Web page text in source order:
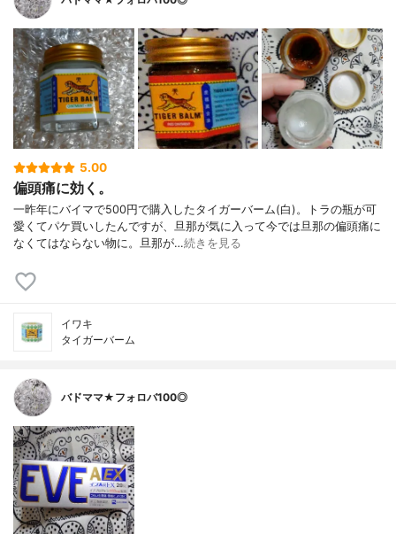
5.00
偏頭痛に効く。
一昨年にバイマで500円で購入したタイガーバーム(白)。トラの瓶が可
愛くてパケ買いしたんですが、旦那が気に入って今では旦那の偏頭痛に
なくてはならない物に。旦那が…続きを見る
イワキ
タイガーバーム
バドママ★フォロバ100◎